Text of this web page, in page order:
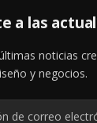
a las
noticias
y negocios.